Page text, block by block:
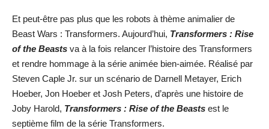
Et peut-être pas plus que les robots à thème animalier de
Beast Wars : Transformers. Aujourd’hui, Transformers : Rise
of the Beasts va à la fois relancer l’histoire des Transformers
et rendre hommage à la série animée bien-aimée. Réalisé par
Steven Caple Jr. sur un scénario de Darnell Metayer, Erich
Hoeber, Jon Hoeber et Josh Peters, d’après une histoire de
Joby Harold, Transformers : Rise of the Beasts est le
septième film de la série Transformers.